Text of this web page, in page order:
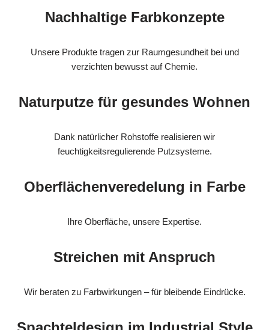
Nachhaltige Farbkonzepte
Unsere Produkte tragen zur Raumgesundheit bei und
verzichten bewusst auf Chemie.
Naturputze für gesundes Wohnen
Dank natürlicher Rohstoffe realisieren wir
feuchtigkeitsregulierende Putzsysteme.
Oberflächenveredelung in Farbe
Ihre Oberfläche, unsere Expertise.
Streichen mit Anspruch
Wir beraten zu Farbwirkungen – für bleibende Eindrücke.